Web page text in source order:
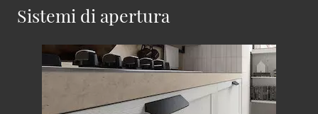
Sistemi di apertura